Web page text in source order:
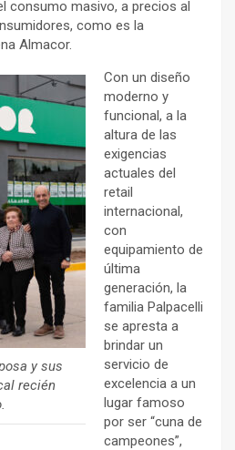
consumo masivo, a precios al
como es la
Almacor.
y sus
recién
Con un diseño
moderno y
funcional, a la
altura de las
exigencias
actuales del
retail
internacional,
con
equipamiento de
última
generación, la
familia Palpacelli
se apresta a
brindar un
servicio de
excelencia a un
lugar famoso
por ser “cuna de
campeones”,